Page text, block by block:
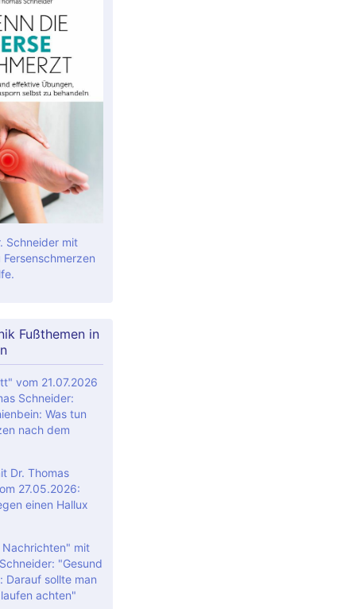
Schneider mit
Fußthemen in
vom 21.07.2026
Schneider:
Was tun
nach dem
Dr. Thomas
27.05.2026:
einen Hallux
mit
"Gesund
Darauf sollte man
achten"